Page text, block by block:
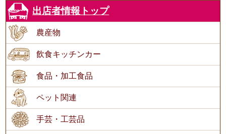
出店者情報トップ
農産物
飲食キッチンカー
食品・加工食品
ペット関連
手芸・工芸品